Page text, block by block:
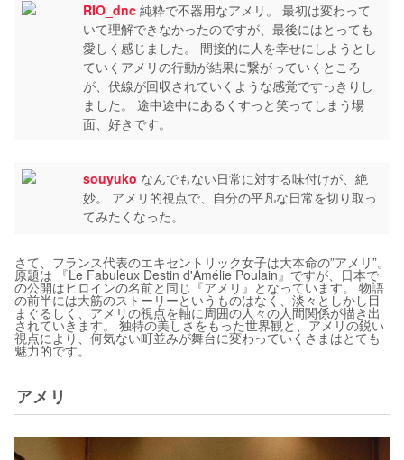
RIO_dnc 純粋で不器用なアメリ。 最初は変わって
いて理解できなかったのですが、最後にはとっても
愛しく感じました。 間接的に人を幸せにしようとし
ていくアメリの行動が結果に繋がっていくところ
が、伏線が回収されていくような感覚ですっきりし
ました。 途中途中にあるくすっと笑ってしまう場
面、好きです。
souyuko なんでもない日常に対する味付けが、絶
妙。 アメリ的視点で、自分の平凡な日常を切り取っ
てみたくなった。
さて、フランス代表のエキセントリック女子は大本命の”アメリ”。
原題は 『Le Fabuleux Destin d'Amélie Poulain』ですが、日本で
の公開はヒロインの名前と同じ『アメリ』となっています。 物語
の前半には大筋のストーリーというものはなく、淡々としかし目
まぐるしく、アメリの視点を軸に周囲の人々の人間関係が描き出
されていきます。 独特の美しさをもった世界観と、アメリの鋭い
視点により、何気ない町並みが舞台に変わっていくさまはとても
魅力的です。
アメリ